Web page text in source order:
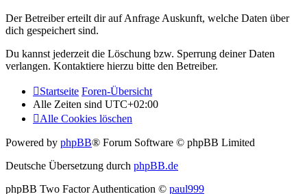
Der Betreiber erteilt dir auf Anfrage Auskunft, welche Daten über
dich gespeichert sind.
Du kannst jederzeit die Löschung bzw. Sperrung deiner Daten
verlangen. Kontaktiere hierzu bitte den Betreiber.
Startseite Foren-Übersicht
Alle Zeiten sind UTC+02:00
Alle Cookies löschen
Powered by phpBB® Forum Software © phpBB Limited
Deutsche Übersetzung durch phpBB.de
phpBB Two Factor Authentication © paul999